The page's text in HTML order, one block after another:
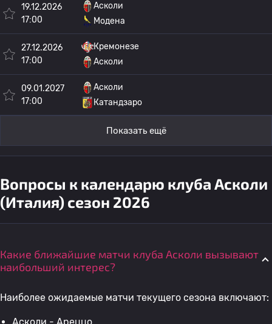
19.12.2026
17:00
Асколи
Модена
27.12.2026
17:00
Кремонезе
Асколи
09.01.2027
17:00
Асколи
Катандзаро
Показать ещё
Вопросы к календарю клуба Асколи
(Италия) сезон 2026
Какие ближайшие матчи клуба Асколи вызывают
наибольший интерес?
Наиболее ожидаемые матчи текущего сезона включают: